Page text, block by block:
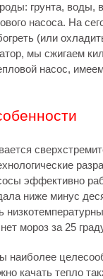
грунта, воды,
насоса. На
(или
мы сжигаем
насос,
эффективно
ниже минус
мороз за 25
наиболее
качать тепло